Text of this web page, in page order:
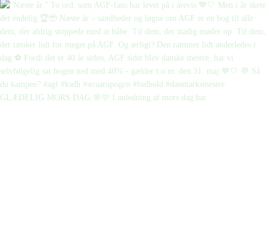
GLÆDELIG MORS DAG 🌸🩷 I anledning af mors dag har